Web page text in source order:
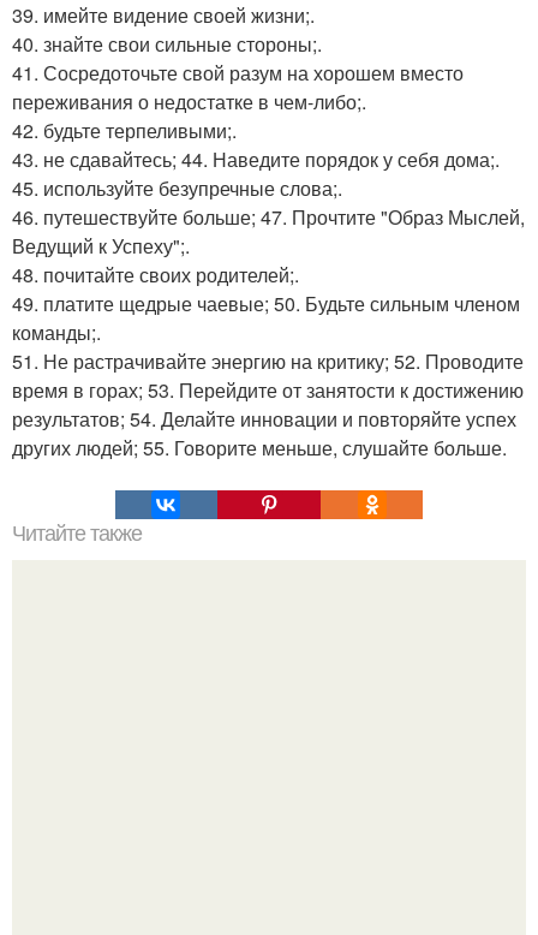
39. имейте видение своей жизни;.
40. знайте свои сильные стороны;.
41. Сосредоточьте свой разум на хорошем вместо
переживания о недостатке в чем-либо;.
42. будьте терпеливыми;.
43. не сдавайтесь; 44. Наведите порядок у себя дома;.
45. используйте безупречные слова;.
46. путешествуйте больше; 47. Прочтите "Образ Мыслей,
Ведущий к Успеху";.
48. почитайте своих родителей;.
49. платите щедрые чаевые; 50. Будьте сильным членом
команды;.
51. Не растрачивайте энергию на критику; 52. Проводите
время в горах; 53. Перейдите от занятости к достижению
результатов; 54. Делайте инновации и повторяйте успех
других людей; 55. Говорите меньше, слушайте больше.
Читайте также